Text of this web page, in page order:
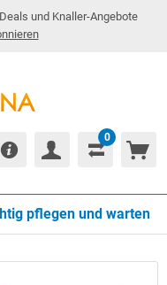
und Knaller-Angebote
0
pflegen und warten